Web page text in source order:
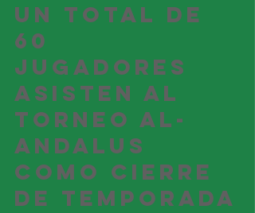
Un total de
60
jugadores
asisten al
Torneo Al-
Andalus
como cierre
de temporada